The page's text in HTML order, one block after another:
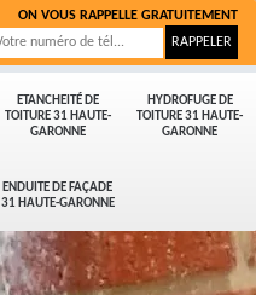
ETANCHEITÉ DE
TOITURE 31 HAUTE-
GARONNE
HYDROFUGE DE
TOITURE 31 HAUTE-
GARONNE
ENDUITE DE FAÇADE
31 HAUTE-GARONNE
ON VOUS RAPPELLE GRATUITEMENT